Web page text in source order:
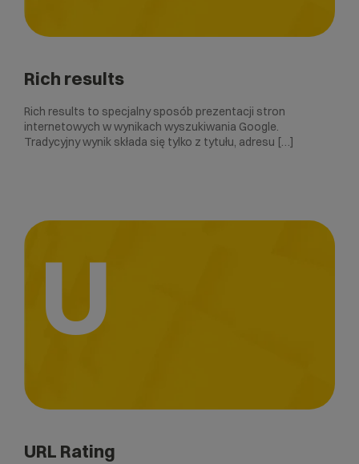
Rich results
Rich results to specjalny sposób prezentacji stron
internetowych w wynikach wyszukiwania Google.
Tradycyjny wynik składa się tylko z tytułu, adresu […]
U
URL Rating